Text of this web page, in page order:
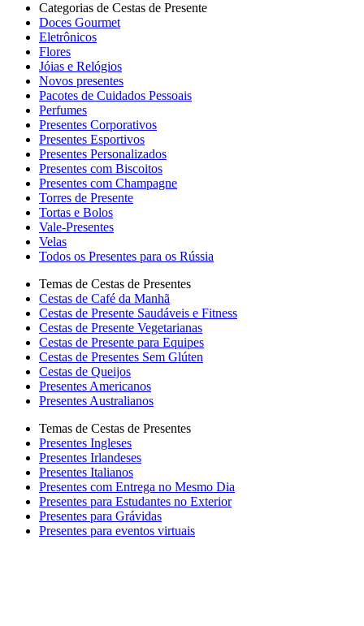
Categorias de Cestas de Presente
Doces Gourmet
Eletrônicos
Flores
Jóias e Relógios
Novos presentes
Pacotes de Cuidados Pessoais
Perfumes
Presentes Corporativos
Presentes Esportivos
Presentes Personalizados
Presentes com Biscoitos
Presentes com Champagne
Torres de Presente
Tortas e Bolos
Vale-Presentes
Velas
Todos os Presentes para os Rússia
Temas de Cestas de Presentes
Cestas de Café da Manhã
Cestas de Presente Saudáveis e Fitness
Cestas de Presente Vegetarianas
Cestas de Presente para Equipes
Cestas de Presentes Sem Glúten
Cestas de Queijos
Presentes Americanos
Presentes Australianos
Temas de Cestas de Presentes
Presentes Ingleses
Presentes Irlandeses
Presentes Italianos
Presentes com Entrega no Mesmo Dia
Presentes para Estudantes no Exterior
Presentes para Grávidas
Presentes para eventos virtuais